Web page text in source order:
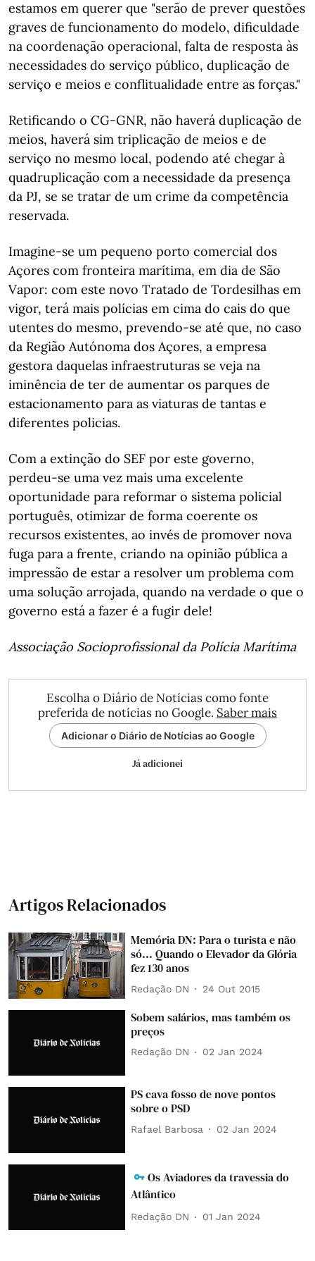
estamos em querer que "serão de prever questões
graves de funcionamento do modelo, dificuldade
na coordenação operacional, falta de resposta às
necessidades do serviço público, duplicação de
serviço e meios e conflitualidade entre as forças."
Retificando o CG-GNR, não haverá duplicação de
meios, haverá sim triplicação de meios e de
serviço no mesmo local, podendo até chegar à
quadruplicação com a necessidade da presença
da PJ, se se tratar de um crime da competência
reservada.
Imagine-se um pequeno porto comercial dos
Açores com fronteira marítima, em dia de São
Vapor: com este novo Tratado de Tordesilhas em
vigor, terá mais polícias em cima do cais do que
utentes do mesmo, prevendo-se até que, no caso
da Região Autónoma dos Açores, a empresa
gestora daquelas infraestruturas se veja na
iminência de ter de aumentar os parques de
estacionamento para as viaturas de tantas e
diferentes policias.
Com a extinção do SEF por este governo,
perdeu-se uma vez mais uma excelente
oportunidade para reformar o sistema policial
português, otimizar de forma coerente os
recursos existentes, ao invés de promover nova
fuga para a frente, criando na opinião pública a
impressão de estar a resolver um problema com
uma solução arrojada, quando na verdade o que o
governo está a fazer é a fugir dele!
Associação Socioprofissional da Polícia Marítima
Escolha o Diário de Notícias como fonte
preferida de notícias no Google. Saber mais
Adicionar o Diário de Notícias ao Google
Já adicionei
Artigos Relacionados
Memória DN: Para o turista e não
só... Quando o Elevador da Glória
fez 130 anos
Redação DN 24 Out 2015
Sobem salários, mas também os
preços
Redação DN 02 Jan 2024
PS cava fosso de nove pontos
sobre o PSD
Rafael Barbosa 02 Jan 2024
Os Aviadores da travessia do
Atlântico
Redação DN 01 Jan 2024